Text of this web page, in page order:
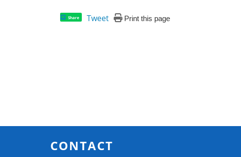
Share Tweet Print this page
CONTACT